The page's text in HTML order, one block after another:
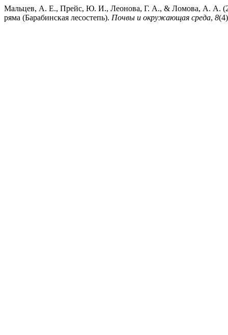
Мальцев, А. Е., Прейс, Ю. И., Леонова, Г. А., & Ломова, А. А.
ряма (Барабинская лесостепь). Почвы и окружающая среда, 8